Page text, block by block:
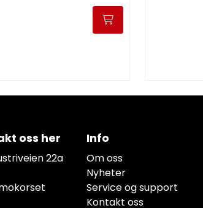
Info
Om oss
Nyheter
Service og support
Kontakt oss
oss her
22a